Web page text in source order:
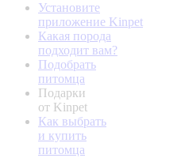
Установите
приложение Kinpet
Какая порода
подходит вам?
Подобрать
питомца
Подарки
от Kinpet
Как выбрать
и купить
питомца